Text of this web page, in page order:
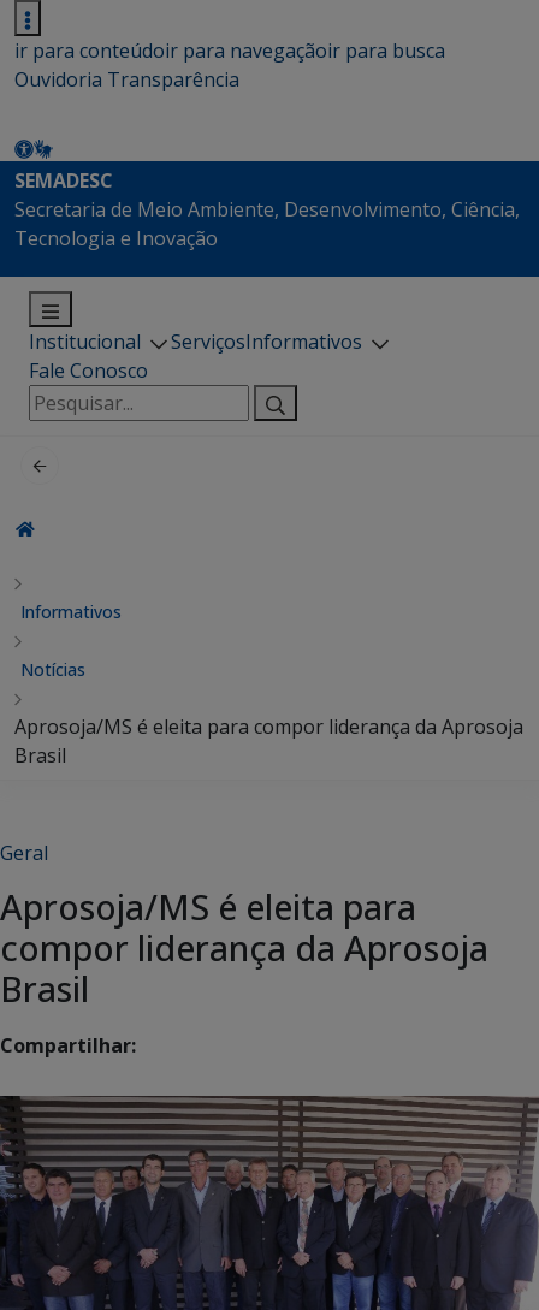
ir para conteúdoir para navegaçãoir para busca
Ouvidoria Transparência
SEMADESC
Secretaria de Meio Ambiente, Desenvolvimento, Ciência,
Tecnologia e Inovação
Institucional ServiçosInformativos
Fale Conosco
Pesquisar
por:
Informativos
Notícias
Aprosoja/MS é eleita para compor liderança da Aprosoja
Brasil
Geral
Aprosoja/MS é eleita para
compor liderança da Aprosoja
Brasil
Compartilhar: